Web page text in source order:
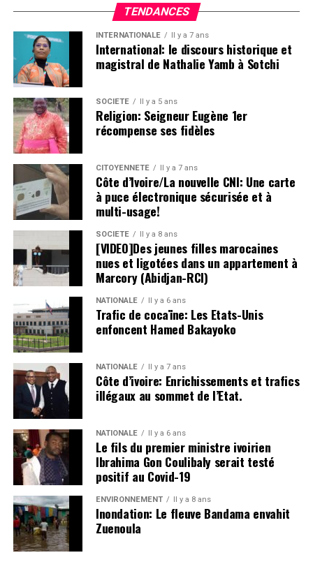
TENDANCES
INTERNATIONALE Il y a 7 ans
International: le discours historique et
magistral de Nathalie Yamb à Sotchi
SOCIETE Il y a 5 ans
Religion: Seigneur Eugène 1er
récompense ses fidèles
CITOYENNETÉ Il y a 7 ans
Côte d’Ivoire/La nouvelle CNI: Une carte
à puce électronique sécurisée et à
multi-usage!
SOCIETE Il y a 8 ans
[VIDEO]Des jeunes filles marocaines
nues et ligotées dans un appartement à
Marcory (Abidjan-RCI)
NATIONALE Il y a 6 ans
Trafic de cocaïne: Les Etats-Unis
enfoncent Hamed Bakayoko
NATIONALE Il y a 7 ans
Côte d’ivoire: Enrichissements et trafics
illégaux au sommet de l’Etat.
NATIONALE Il y a 6 ans
Le fils du premier ministre ivoirien
Ibrahima Gon Coulibaly serait testé
positif au Covid-19
ENVIRONNEMENT Il y a 8 ans
Inondation: Le fleuve Bandama envahit
Zuenoula